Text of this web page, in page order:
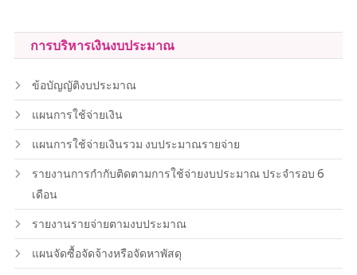
การบริหารเงินงบประมาณ
ข้อบัญญัติงบประมาณ
แผนการใช้จ่ายเงิน
แผนการใช้จ่ายเงินรวม งบประมาณรายจ่าย
รายงานการกำกับติดตามการใช้จ่ายงบประมาณ ประจำรอบ 6
เดือน
รายงานรายจ่ายตามงบประมาณ
แผนจัดซื้อจัดจ้างหรือจัดหาพัสดุ